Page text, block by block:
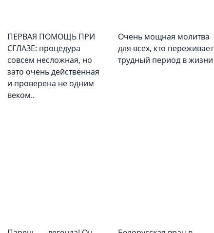
ПЕРВАЯ ПОМОЩЬ ПРИ
СГЛАЗЕ: процедура
совсем несложная, но
зато очень действенная
и проверена не одним
веком..
Очень мощная молитва
для всех, кто переживает
трудный период в жизни